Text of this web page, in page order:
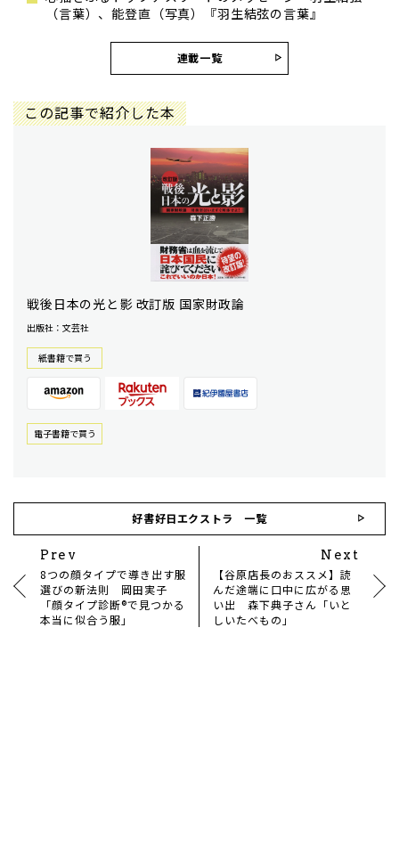
（言葉）、能登直（写真）『羽生結弦の言葉』
連載一覧
この記事で紹介した本
戦後日本の光と影 改訂版 国家財政論
出版社：文芸社
紙書籍で買う
電⼦書籍で買う
好書好日エクストラ 一覧
Prev
8つの顔タイプで導き出す服
選びの新法則 岡田実子
「顔タイプ診断®で見つかる
本当に似合う服」
Next
【谷原店長のおススメ】読
んだ途端に口中に広がる思
い出 森下典子さん「いと
しいたべもの」